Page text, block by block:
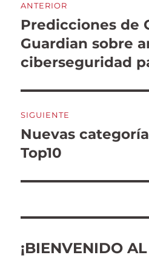
de
entradas
ANTERIOR
Entrada
anterior:
Predicciones de
Guardian sobre
ciberseguridad
SIGUIENTE
Entrada
siguiente:
Nuevas
Top10
¡BIENVENIDO